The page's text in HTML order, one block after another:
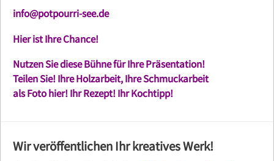
info@potpourri-see.de
Hier ist Ihre Chance!
Nutzen Sie diese Bühne für Ihre Präsentation!
Teilen Sie! Ihre Holzarbeit, Ihre Schmuckarbeit
als Foto hier! Ihr Rezept! Ihr Kochtipp!
Wir veröffentlichen Ihr kreatives Werk!